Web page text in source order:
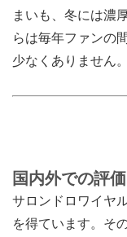
まいも、冬には濃
らは毎年ファンの
少なくありません。
国内外での評価
サロンドロワイヤ
を得ています。そ